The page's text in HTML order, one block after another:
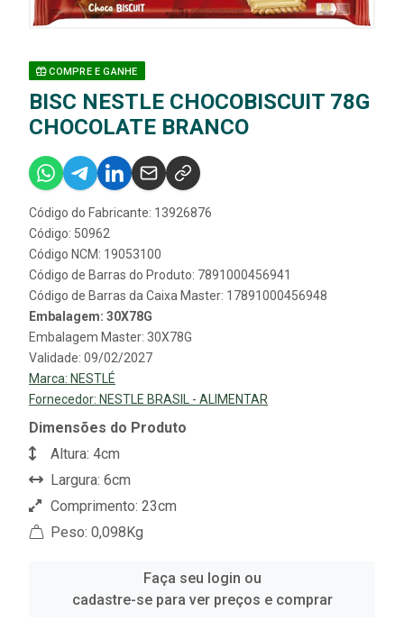
COMPRE E GANHE
BISC NESTLE CHOCOBISCUIT 78G
CHOCOLATE BRANCO
Código do Fabricante: 13926876
Código: 50962
Código NCM: 19053100
Código de Barras do Produto: 7891000456941
Código de Barras da Caixa Master: 17891000456948
Embalagem: 30X78G
Embalagem Master: 30X78G
Validade: 09/02/2027
Marca: NESTLÉ
Fornecedor: NESTLE BRASIL - ALIMENTAR
Dimensões do Produto
Altura: 4cm
Largura: 6cm
Comprimento: 23cm
Peso: 0,098Kg
Faça seu login ou
cadastre-se para ver preços e comprar